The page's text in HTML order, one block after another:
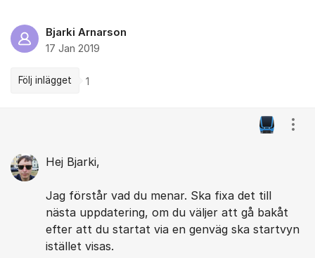
Bjarki Arnarson
17 Jan 2019
Följ inlägget 1
Hej Bjarki,
Jag förstår vad du menar. Ska fixa det till
nästa uppdatering, om du väljer att gå bakåt
efter att du startat via en genväg ska startvyn
istället visas.